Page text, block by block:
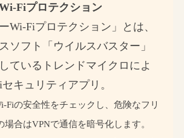
Fiプロテクション
ーWi-Fiプロテクション」とは、
ソフト「ウイルスバスター」
ているトレンドマイクロによ
キュリティアプリ。
Fiの安全性をチェックし、危険なフリ
場合はVPNで通信を暗号化します。